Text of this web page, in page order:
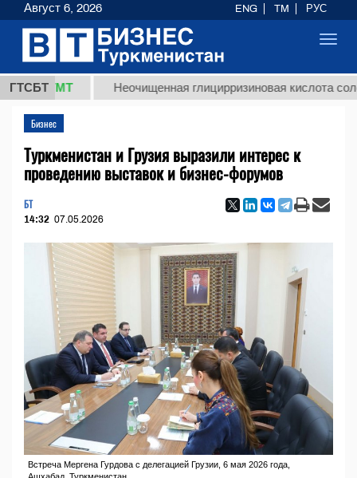
ГТСБТ
ТМТ Неочищенная глицирризиновая кислота
Бизнес
Туркменистан и Грузия выразили интерес к
проведению выставок и бизнес-форумов
БТ
14:32 07.05.2026
Встреча Мергена Гурдова с делегацией Грузии, 6 мая 2026 года,
Август 6, 2026 ENG TM РУС